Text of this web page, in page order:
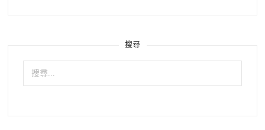
搜尋
搜
鍵